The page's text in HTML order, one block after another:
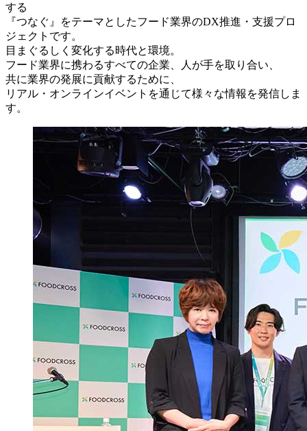
する
『つなぐ』をテーマとしたフード業界のDX推進・支援プロ
ジェクトです。
目まぐるしく変化する時代と環境。
フード業界に携わるすべての企業、人が手を取り合い、
共に業界の発展に貢献するために、
リアル・オンラインイベントを通じて様々な情報を発信しま
す。